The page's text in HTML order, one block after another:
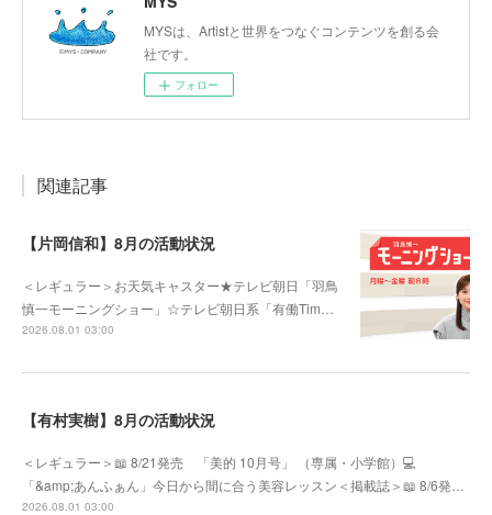
MYSは、Artistと世界をつなぐコンテンツを創る会
社です。
フォロー
関連記事
【片岡信和】8月の活動状況
＜レギュラー＞お天気キャスター★テレビ朝日「羽鳥
慎一モーニングショー」☆テレビ朝日系「有働Tim…
2026.08.01 03:00
【有村実樹】8月の活動状況
＜レギュラー＞📖 8/21発売 「美的 10月号」 （専属・小学館）💻
「&amp;あんふぁん」今日から間に合う美容レッスン＜掲載誌＞📖 8/6発…
2026.08.01 03:00